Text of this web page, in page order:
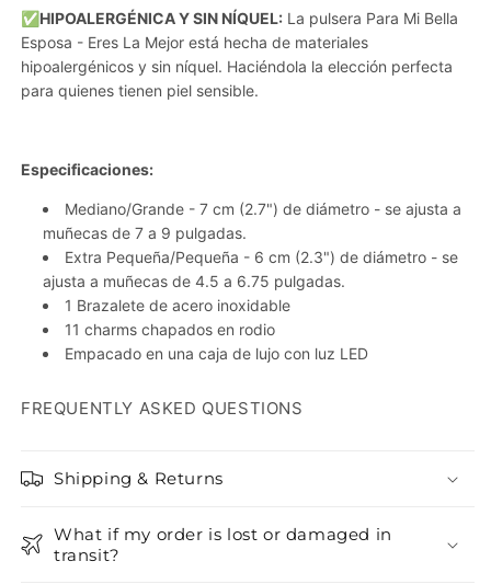
✅HIPOALERGÉNICA Y SIN NÍQUEL: La pulsera Para Mi Bella
Esposa - Eres La Mejor está hecha de materiales
hipoalergénicos y sin níquel. Haciéndola la elección perfecta
para quienes tienen piel sensible.
Especificaciones:
Mediano/Grande - 7 cm (2.7") de diámetro - se ajusta a
muñecas de 7 a 9 pulgadas.
Extra Pequeña/Pequeña - 6 cm (2.3") de diámetro - se
ajusta a muñecas de 4.5 a 6.75 pulgadas.
1 Brazalete de acero inoxidable
11 charms chapados en rodio
Empacado en una caja de lujo con luz LED
FREQUENTLY ASKED QUESTIONS
Shipping & Returns
What if my order is lost or damaged in
transit?